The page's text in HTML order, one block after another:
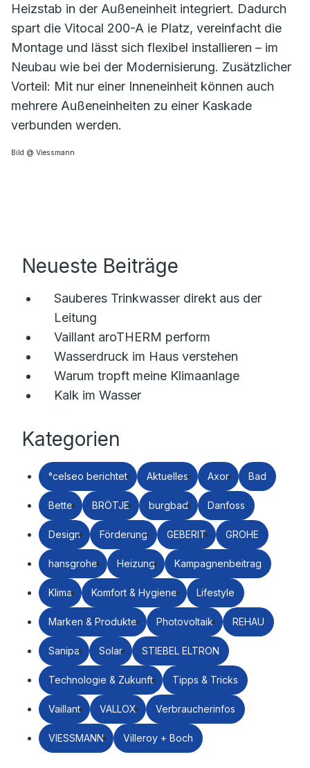
Heizstab in der Außeneinheit integriert. Dadurch
spart die Vitocal 200-A ie Platz, vereinfacht die
Montage und lässt sich flexibel installieren – im
Neubau wie bei der Modernisierung. Zusätzlicher
Vorteil: Mit nur einer Inneneinheit können auch
mehrere Außeneinheiten zu einer Kaskade
verbunden werden.
Bild @ Viessmann
Neueste Beiträge
Sauberes Trinkwasser direkt aus der
Leitung
Vaillant aroTHERM perform
Wasserdruck im Haus verstehen
Warum tropft meine Klimaanlage
Kalk im Wasser
Kategorien
°celseo berichtet Aktuelles Axor Bad
Bette BRÖTJE burgbad Danfoss
Design Förderung GEBERIT GROHE
hansgrohe Heizung Kampagnenbeitrag
Klima Komfort & Hygiene Lifestyle
Marken & Produkte Photovoltaik REHAU
Sanipa Solar STIEBEL ELTRON
Technologie & Zukunft Tipps & Tricks
Vaillant VALLOX Verbraucherinfos
VIESSMANN Villeroy + Boch